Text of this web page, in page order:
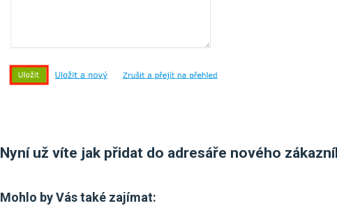
Nyní už víte jak přidat do adresáře nového
Mohlo by Vás také zajímat: